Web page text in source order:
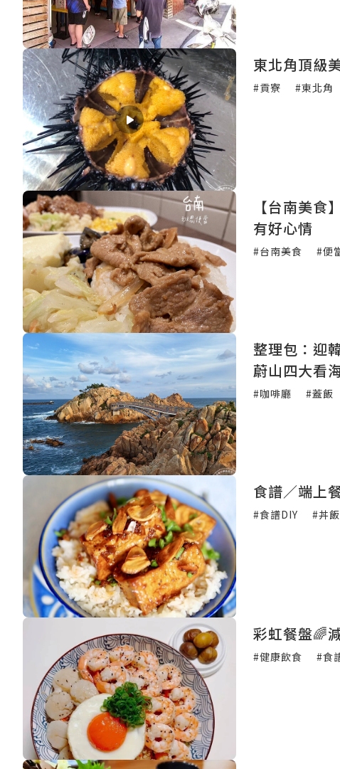
東北角頂級
#貢寮 #東北角
【台南美
有好心情
#台南美食 #便
整理包：迎
蔚山四大看
#咖啡廳 #蓋飯
食譜／端上
#食譜DIY #丼飯
彩虹餐盤🌈
#健康飲食 #食